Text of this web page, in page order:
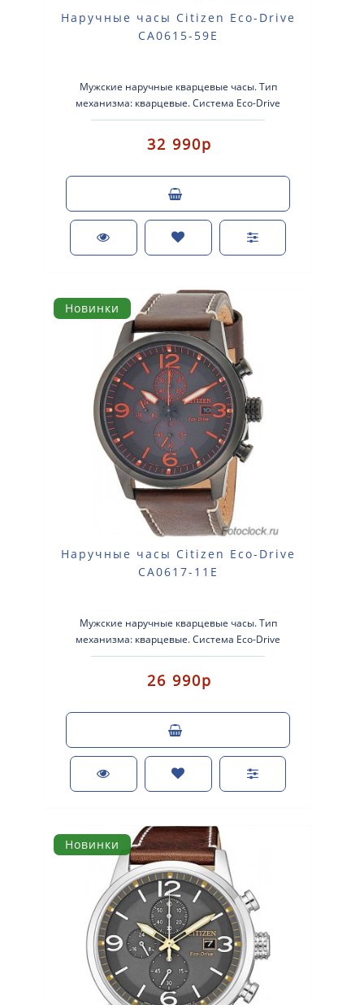
Наручные часы Citizen Eco-Drive
CA0615-59E
Мужские наручные кварцевые часы. Тип
механизма: кварцевые. Система Eco-Drive
(аккумулятор с питанием от световой эне..
32 990р
Новинки
Наручные часы Citizen Eco-Drive
CA0617-11E
Мужские наручные кварцевые часы. Тип
механизма: кварцевые. Система Eco-Drive
(аккумулятор с питанием от свет..
26 990р
Новинки